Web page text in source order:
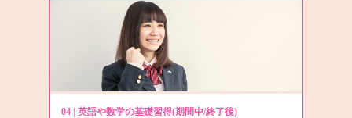
04 | 英語や数学の基礎習得(期間中/終了後)